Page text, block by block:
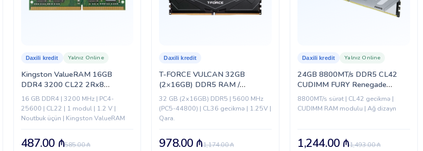
Kingston ValueRAM 16GB
DDR4 3200 CL22 2Rx8
SODIMM (KVR32S22D8/16WP)
Daxili kredit Yalnız Online
16 GB DDR4 | 3200 MHz | PC4-
25600 | CL22 | 1 modul | 1.2 V |
Noutbuk üçün | Kingston ValueRAM
585.00₼
487.00 ₼
T-FORCE VULCAN 32GB
(2×16GB) DDR5 RAM /
5600MHz / CL36 / Black
(CUSTOM-099)
Daxili kredit
32 GB (2x16GB) DDR5 | 5600 MHz
(PC5-44800) | CL36 gecikmə | 1.25V |
Qara.
1,174.00₼
978.00 ₼
24GB 8800MT/s DDR5 CL42
CUDIMM FURY Renegade
White
Daxili kredit Yalnız Online
8800MT/s sürət | CL42 gecikmə |
CUDIMM RAM modulu | Ağ dizayn
1,493.00₼
1,244.00 ₼